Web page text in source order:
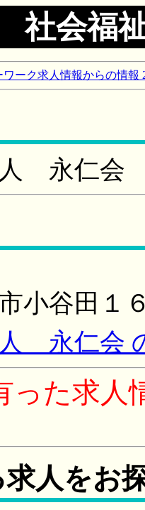
社会福
ーク求人情報からの情報
永仁会
小谷田１
永仁会
た求人
人をお